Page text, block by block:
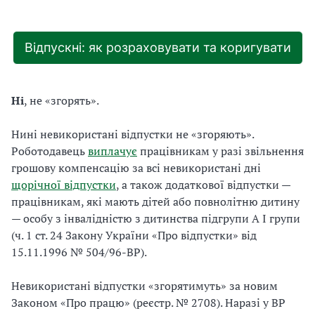
Відпускні: як розраховувати та коригувати
Ні, не «згорять».
Нині невикористані відпустки не «згоряють».
Роботодавецьвиплачує працівникам у разі звільнення
грошову компенсацію за всі невикористані дні
щорічної відпустки, а також додаткової відпустки —
працівникам, які мають дітей або повнолітню дитину
— особу з інвалідністю з дитинства підгрупи А І групи
(ч. 1 ст. 24 Закону України «Про відпустки» від
15.11.1996 № 504/96-ВР).
Невикористані відпустки «згорятимуть» за новим
Законом «Про працю» (реєстр. № 2708). Наразі у ВР